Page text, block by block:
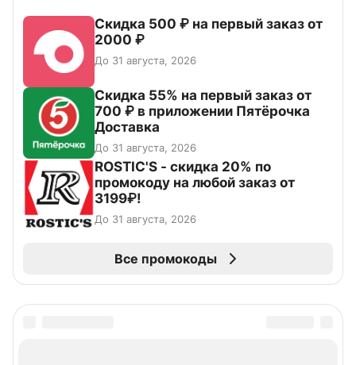
Скидка 500 ₽ на первый заказ от
2000 ₽
До 31 августа, 2026
Скидка 55% на первый заказ от
700 ₽ в приложении Пятёрочка
Доставка
До 31 августа, 2026
ROSTIC'S - скидка 20% по
промокоду на любой заказ от
3199₽!
До 31 августа, 2026
Все промокоды